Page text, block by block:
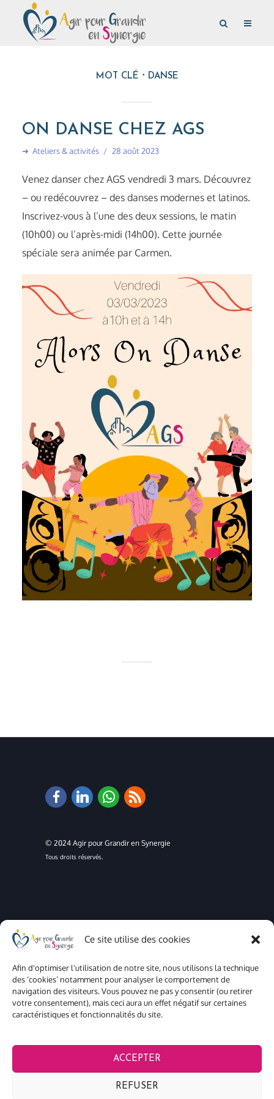
Ce site utilise des cookies
Afin d'optimiser l'utilisation de notre site, nous utilisons la technique
des ‘cookies’ notamment pour analyser le comportement de
navigation des visiteurs. Vous pouvez ne pas y consentir (ou retirer
votre consentement), mais ceci aura un effet négatif sur certaines
caractéristiques et fonctionnalités du site.
ACCEPTER
REFUSER
MOT CLÉ DANSE
ON DANSE CHEZ AGS
➜ Ateliers & activités 28 août 2023
Venez danser chez AGS vendredi 3 mars. Découvrez
– ou redécouvrez – des danses modernes et latinos.
Inscrivez-vous à l’une des deux sessions, le matin
(10h00) ou l’après-midi (14h00). Cette journée
spéciale sera animée par Carmen.
© 2024 Agir pour Grandir en Synergie
Tous droits réservés.
Mentions légales
Cookies